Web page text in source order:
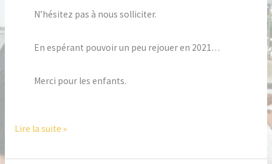
N’hésitez pas à nous solliciter.
En espérant pouvoir un peu rejouer en 2021…
Merci pour les enfants.
Lire la suite »